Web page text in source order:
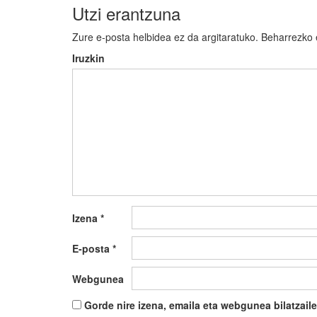
Utzi erantzuna
Zure e-posta helbidea ez da argitaratuko. Beharrezko
Iruzkin
Izena *
E-posta *
Webgunea
Gorde nire izena, emaila eta webgunea